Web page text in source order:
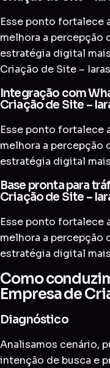
Esse ponto fortalece
melhora a percepção
estratégia digital
Criação de Site – Iaras
Integração com
Criação de Site –
Esse ponto fortalece
melhora a percepção
estratégia digital
Base pronta para
Criação de Site –
Esse ponto fortalece
melhora a percepção
estratégia digital
Como
Empresa de
Diagnóstico
Analisamos cenário,
intenção de busca e